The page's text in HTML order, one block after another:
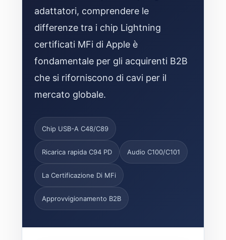
adattatori, comprendere le
differenze tra i chip Lightning
certificati MFi di Apple è
fondamentale per gli acquirenti B2B
che si riforniscono di cavi per il
mercato globale.
Chip USB-A C48/C89
Ricarica rapida C94 PD Audio C100/C101
La Certificazione Di MFi
Approvvigionamento B2B